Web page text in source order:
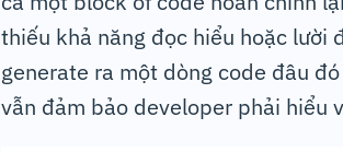
thiếu khả năng đọc hiểu hoặc lười
generate ra một dòng code đâu
vẫn đảm bảo developer phải hiểu